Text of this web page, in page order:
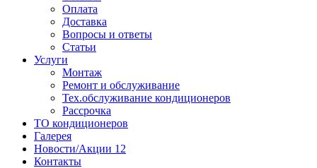
Оплата
Доставка
Вопросы и ответы
Статьи
Услуги
Монтаж
Ремонт и обслуживание
Тех.обслуживание кондиционеров
Рассрочка
ТО кондиционеров
Галерея
Новости/Акции 12
Контакты